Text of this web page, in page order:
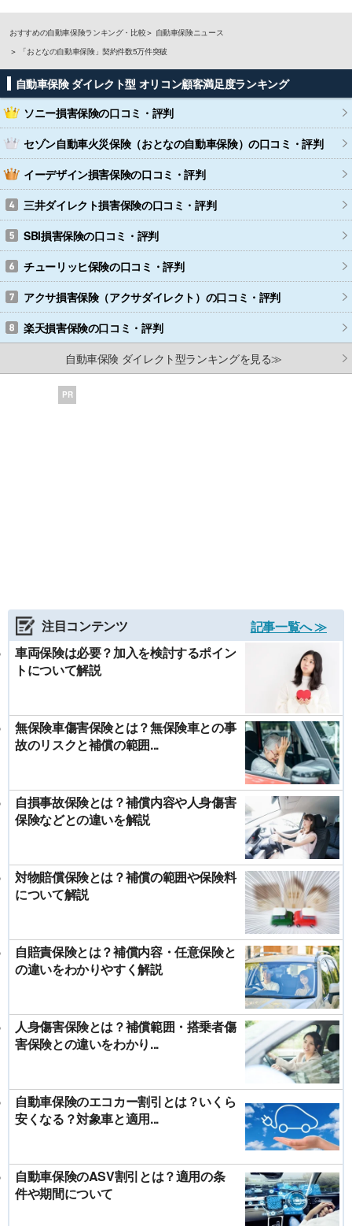
おすすめの自動車保険ランキング・比較
自動車保険ニュース
「おとなの自動車保険」契約件数5万件突破
自動車保険 ダイレクト型 オリコン顧客満足度ランキング
ソニー損害保険の口コミ・評判
セゾン自動車火災保険（おとなの自動車保険）の口コミ・評判
イーデザイン損害保険の口コミ・評判
三井ダイレクト損害保険の口コミ・評判
SBI損害保険の口コミ・評判
チューリッヒ保険の口コミ・評判
アクサ損害保険（アクサダイレクト） の口コミ・評判
楽天損害保険の口コミ・評判
自動車保険 ダイレクト型ランキングを見る≫
PR
注目コンテンツ
記事一覧へ ≫
車両保険は必要？加入を検討するポイン
トについて解説
無保険車傷害保険とは？無保険車との事
故のリスクと補償の範囲...
自損事故保険とは？補償内容や人身傷害
保険などとの違いを解説
対物賠償保険とは？補償の範囲や保険料
について解説
自賠責保険とは？補償内容・任意保険と
の違いをわかりやすく解説
人身傷害保険とは？補償範囲・搭乗者傷
害保険との違いをわかり...
自動車保険のエコカー割引とは？いくら
安くなる？対象車と適用...
自動車保険のASV割引とは？適用の条
件や期間について